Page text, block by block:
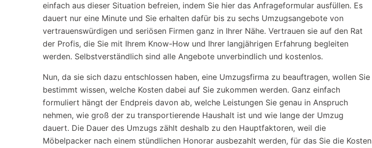
einfach aus dieser Situation befreien, indem Sie hier das Anfrageformular ausfüllen. Es
dauert nur eine Minute und Sie erhalten dafür bis zu sechs Umzugsangebote von
vertrauenswürdigen und seriösen Firmen ganz in Ihrer Nähe. Vertrauen sie auf den Rat
der Profis, die Sie mit Ihrem Know-How und Ihrer langjährigen Erfahrung begleiten
werden. Selbstverständlich sind alle Angebote unverbindlich und kostenlos.
Nun, da sie sich dazu entschlossen haben, eine Umzugsfirma zu beauftragen, wollen Sie
bestimmt wissen, welche Kosten dabei auf Sie zukommen werden. Ganz einfach
formuliert hängt der Endpreis davon ab, welche Leistungen Sie genau in Anspruch
nehmen, wie groß der zu transportierende Haushalt ist und wie lange der Umzug
dauert. Die Dauer des Umzugs zählt deshalb zu den Hauptfaktoren, weil die
Möbelpacker nach einem stündlichen Honorar ausbezahlt werden, für das Sie die Kosten